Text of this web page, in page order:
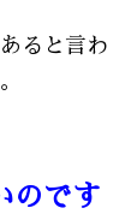
ると言わ
のです